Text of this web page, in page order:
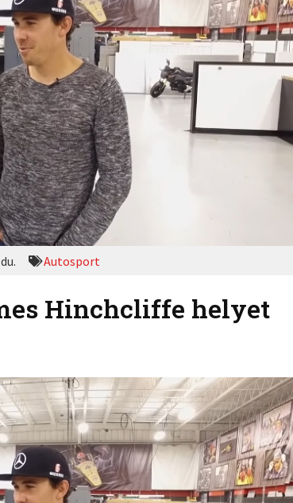
Autosport
Hinchcliffe helyet